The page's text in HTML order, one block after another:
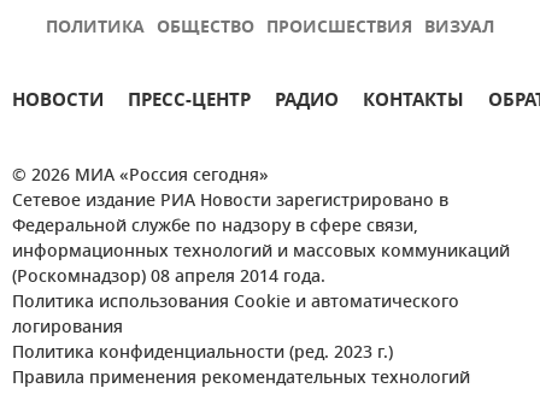
ПОЛИТИКА ОБЩЕСТВО ПРОИСШЕСТВИЯ ВИЗУАЛ
НОВОСТИ ПРЕСС-ЦЕНТР РАДИО КОНТАКТЫ
© 2026 МИА «Россия сегодня»
Сетевое издание РИА Новости зарегистрировано в
Федеральной службе по надзору в сфере связи,
информационных технологий и массовых коммуникаций
(Роскомнадзор) 08 апреля 2014 года.
Политика использования Cookie и автоматического
логирования
Политика конфиденциальности (ред. 2023 г.)
Правила применения рекомендательных технологий